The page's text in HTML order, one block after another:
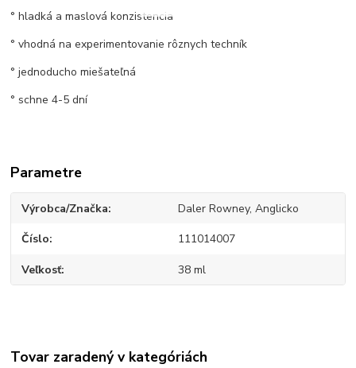
° hladká a maslová konzistencia
° vhodná na experimentovanie rôznych techník
° jednoducho miešateľná
° schne 4-5 dní
Parametre
Výrobca/Značka Daler Rowney, Anglicko
Číslo 111014007
Veľkosť 38 ml
Tovar zaradený v kategóriách